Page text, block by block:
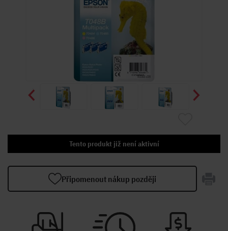
Tento produkt již není aktivní
Připomenout nákup později